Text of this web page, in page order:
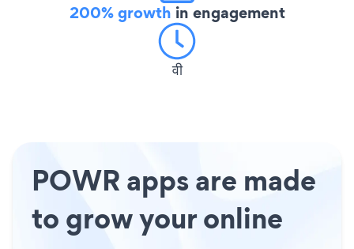
200% growth in engagement
वी
POWR apps are made
to grow your online